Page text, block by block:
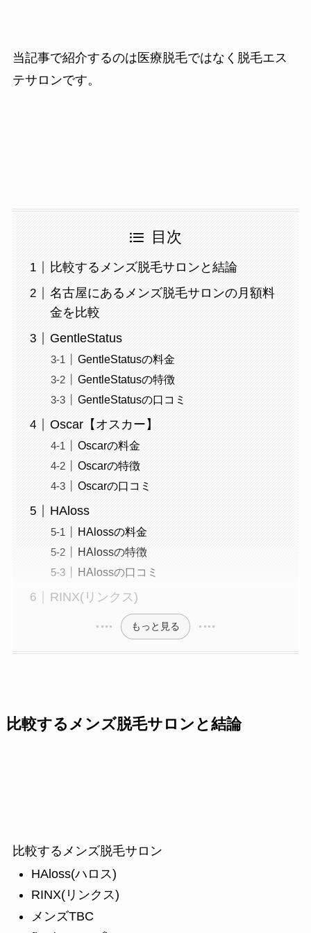
当記事で紹介するのは医療脱毛ではなく脱毛エス
テサロンです。
目次
比較するメンズ脱毛サロンと結論
名古屋にあるメンズ脱毛サロンの月額料
金を比較
GentleStatus
GentleStatusの料金
GentleStatusの特徴
GentleStatusの口コミ
Oscar【オスカー】
Oscarの料金
Oscarの特徴
Oscarの口コミ
HAloss
HAlossの料金
HAlossの特徴
HAlossの口コミ
RINX(リンクス)
もっと見る
比較するメンズ脱毛サロンと結論
比較するメンズ脱毛サロン
HAloss(ハロス)
RINX(リンクス)
メンズTBC